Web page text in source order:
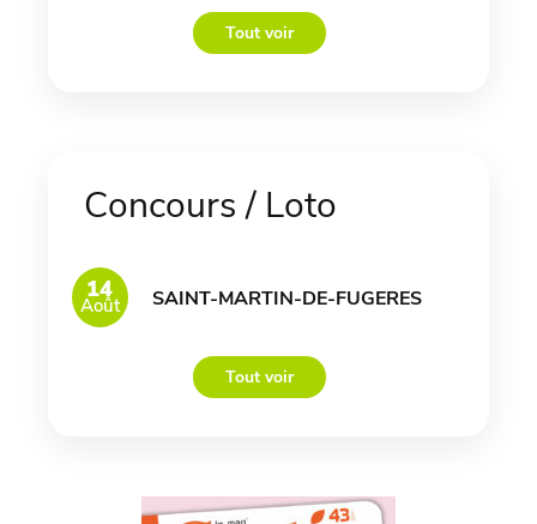
Tout voir
Concours / Loto
14
Août SAINT-MARTIN-DE-FUGERES
Tout voir